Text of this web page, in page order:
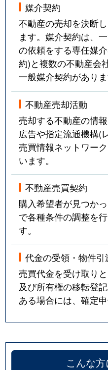
媒介契約
不動産の売却を決断
ます。媒介契約は、
の依頼をする専任媒
約)と複数の不動産会
一般媒介契約がありま
不動産売却活動
売却する不動産の情
広告や指定流通機構(
売買情報ネットワー
います。
不動産売買契約
購入希望者が見つか
で各種条件の調整を
す。
代金の受領・物件引
売買代金を受け取り
及び所有権の移転登
ある場合には、確定
こんな